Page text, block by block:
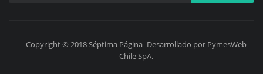
Copyright © 2018 Séptima Página- Desarrollado por PymesWeb
Chile SpA.